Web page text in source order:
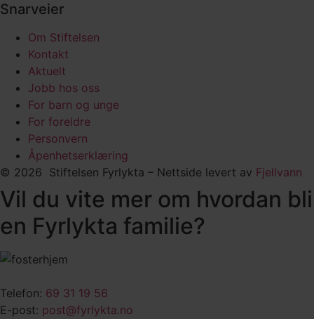
Snarveier
Om Stiftelsen
Kontakt
Aktuelt
Jobb hos oss
For barn og unge
For foreldre
Personvern
Åpenhetserklæring
© 2026 Stiftelsen Fyrlykta – Nettside levert av Fjellvann
Vil du vite mer om hvordan bli
en Fyrlykta familie?
Telefon: 69 31 19 56
E-post: post@fyrlykta.no